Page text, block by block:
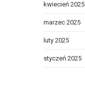
kwiecień 2025
marzec 2025
luty 2025
styczeń 2025